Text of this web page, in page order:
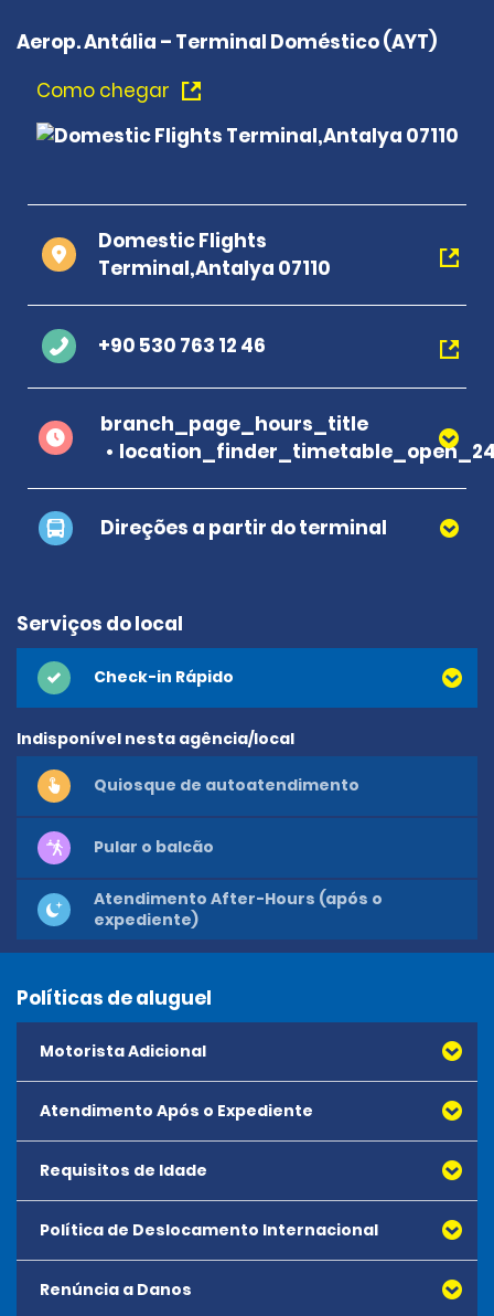
Aerop. Antália – Terminal Doméstico (AYT)
Como chegar
Domestic Flights
Terminal,Antalya 07110
+90 530 763 12 46
branch_page_hours_title
Direções a partir do terminal
Serviços do local
Check-in Rápido
Indisponível nesta agência/local
Quiosque de autoatendimento
Pular o balcão
Atendimento After-Hours (após o
expediente)
Políticas de aluguel
Motorista Adicional
Atendimento Após o Expediente
Requisitos de Idade
Política de Deslocamento Internacional
Renúncia a Danos